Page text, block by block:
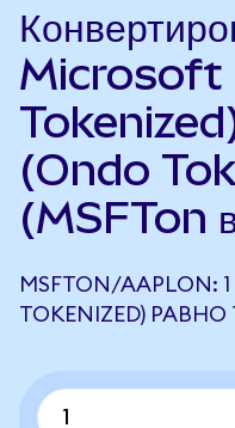
Microsoft
(Ondo
(MSFTon
MSFTON/AAPLON:
TOKENIZED) РАВНО